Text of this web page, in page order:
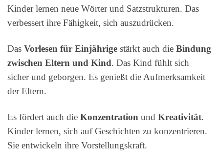
Kinder lernen neue Wörter und Satzstrukturen. Das
verbessert ihre Fähigkeit, sich auszudrücken.
Das Vorlesen für Einjährige stärkt auch die Bindung
zwischen Eltern und Kind. Das Kind fühlt sich
sicher und geborgen. Es genießt die Aufmerksamkeit
der Eltern.
Es fördert auch die Konzentration und Kreativität.
Kinder lernen, sich auf Geschichten zu konzentrieren.
Sie entwickeln ihre Vorstellungskraft.